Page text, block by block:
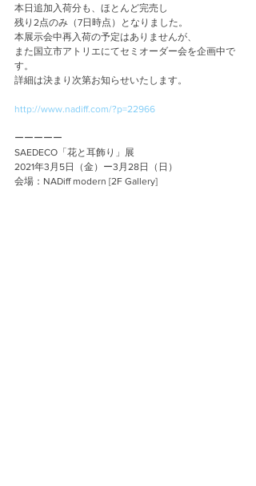
本日追加入荷分も、ほとんど完売し
残り2点のみ（7日時点）となりました。
本展示会中再入荷の予定はありませんが、
また国立市アトリエにてセミオーダー会を企画中で
す。
詳細は決まり次第お知らせいたします。
http://www.nadiff.com/?p=22966
ーーーーー
SAEDECO「花と耳飾り」展
2021年3月5日（金）ー3月28日（日）
会場：NADiff modern [2F Gallery]